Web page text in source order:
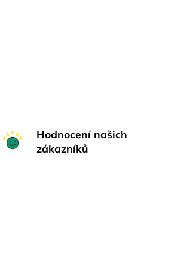
Hodnocení našich
zákazníků